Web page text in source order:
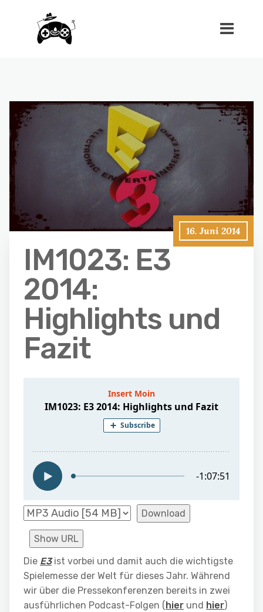
16. Juni 2014
IM1023: E3
2014:
Highlights und
Fazit
Download
Show URL
Die E3ist vorbei und damit auch die wichtigste
Spielemesse der Welt für dieses Jahr. Während
wir über die Pressekonferenzen bereits in zwei
ausführlichen Podcast-Folgen ( hier und hier)